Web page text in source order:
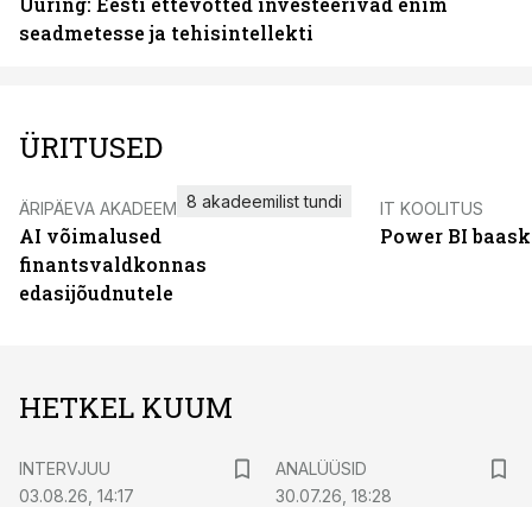
seadmetesse ja tehisintellekti
ÜRITUSED
ÄRIPÄEVA AKADEEMIA
AI võimalused
finantsvaldkonnas
edasijõudnutele
8 akadeemilist tundi IT KOOLITUS
Power BI
HETKEL KUUM
INTERVJUU
03.08.26, 14:17
ANALÜÜSID
30.07.26, 18:28